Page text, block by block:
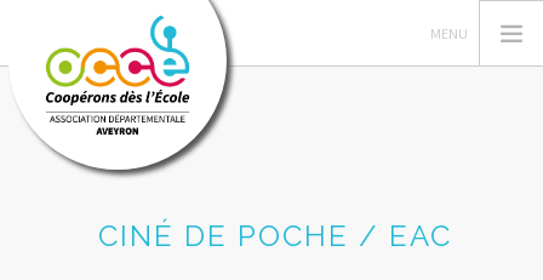
GÉRER SA COOPCINÉ DE POCHE / EAC